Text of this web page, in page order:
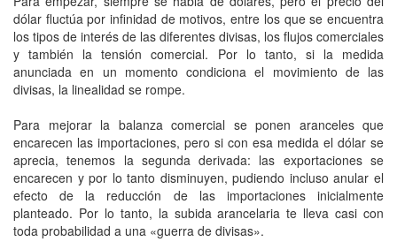
dólar fluctúa por infinidad de motivos, entre los que se encuentra
los tipos de interés de las diferentes divisas, los flujos comerciales
y también la tensión comercial. Por lo tanto, si la medida
anunciada en un momento condiciona el movimiento de las
divisas, la linealidad se rompe.
Para mejorar la balanza comercial se ponen aranceles que
encarecen las importaciones, pero si con esa medida el dólar se
aprecia, tenemos la segunda derivada: las exportaciones se
encarecen y por lo tanto disminuyen, pudiendo incluso anular el
efecto de la reducción de las importaciones inicialmente
planteado. Por lo tanto, la subida arancelaria te lleva casi con
toda probabilidad a una «guerra de divisas».